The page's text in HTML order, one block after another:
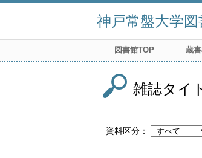
神戸常盤大学
図書館TOP 蔵
雑誌タイ
資料区分